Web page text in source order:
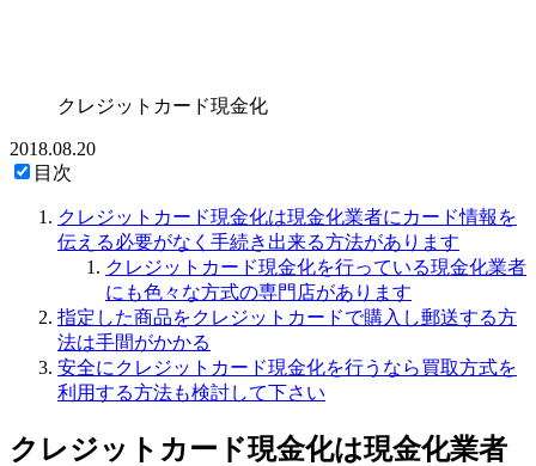
クレジットカード現金化
2018.08.20
目次
クレジットカード現金化は現金化業者にカード情報を
伝える必要がなく手続き出来る方法があります
クレジットカード現金化を行っている現金化業者
にも色々な方式の専門店があります
指定した商品をクレジットカードで購入し郵送する方
法は手間がかかる
安全にクレジットカード現金化を行うなら買取方式を
利用する方法も検討して下さい
クレジットカード現金化は現金化業者